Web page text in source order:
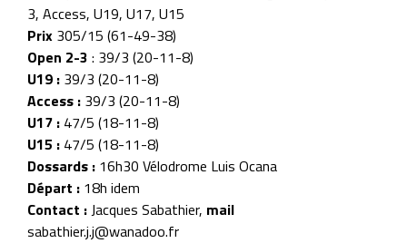
3, Access, U19, U17, U15
Prix 305/15 (61-49-38)
Open 2-3 : 39/3 (20-11-8)
U19 : 39/3 (20-11-8)
Access : 39/3 (20-11-8)
U17 : 47/5 (18-11-8)
U15 : 47/5 (18-11-8)
Dossards : 16h30 Vélodrome Luis Ocana
Départ : 18h idem
Contact :Jacques Sabathier, mail
sabathier.j.j@wanadoo.fr